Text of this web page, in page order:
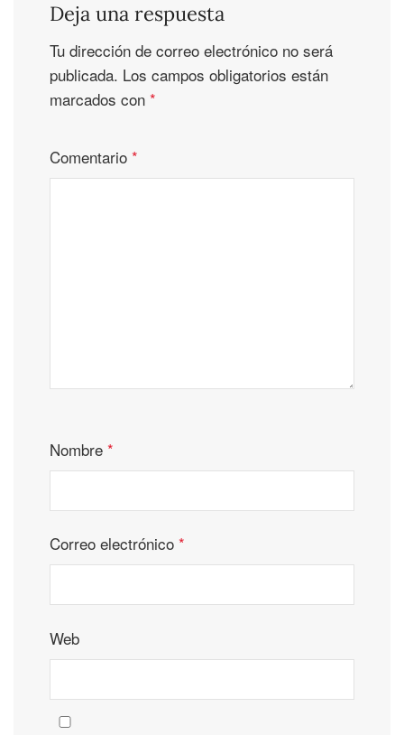
Deja una respuesta
Tu dirección de correo electrónico no será
publicada. Los campos obligatorios están
marcados con *
Comentario *
Nombre *
Correo electrónico *
Web